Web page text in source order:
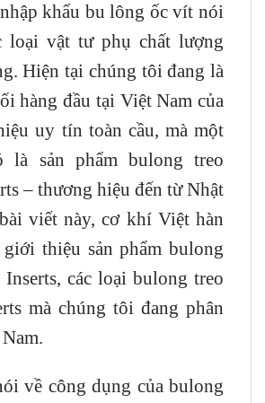
khẩu bu lông ốc vít nói
loại vật tư phụ chất lượng
Hiện tại chúng tôi đang là
hàng đầu tại Việt Nam của
uy tín toàn cầu, mà một
là sản phẩm bulong treo
– thương hiệu đến từ Nhật
viết này, cơ khí Việt hàn
thiệu sản phẩm bulong
các loại bulong treo
mà chúng tôi đang phân
về công dụng của bulong